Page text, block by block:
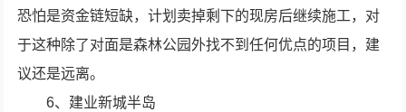
恐怕是资金链短缺，计划卖掉剩下的现房后继续施工，对
于这种除了对面是森林公园外找不到任何优点的项目，建
议还是远离。
6、建业新城半岛